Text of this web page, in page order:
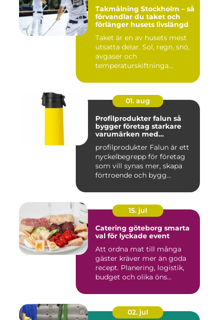
Takmålning Stockholm – så
förvandlar du taket och
förlänger husets livslängd
Taket är en av husets mest
utsatta delar. Sol, regn, snö,
avgaser och
temperaturskiftninga...
01. aug
Profilprodukter falun så
bygger företag starkare
varumärken med
profilprodukter Falun är ett
nyckelbegrepp för företag
som vill synas mer, skapa
förtroende och bygg...
15. jul
Catering göteborg smarta
val för lyckade event
Att ordna mat till många
gäster kräver mer än goda
recept. Planering, logistik,
budget och olika öns...
02. jul